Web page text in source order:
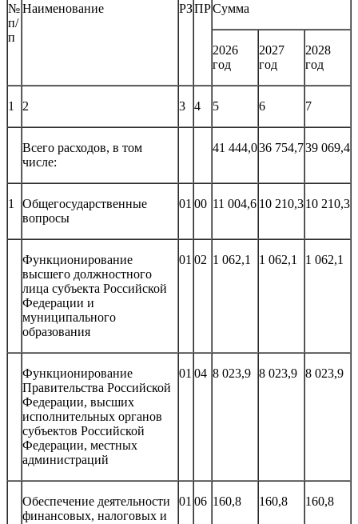
№
п/
п
Наименование РЗПРСумма
2026
год
2027
год
2028
год
1 2 3 4 5 6 7
Всего расходов, в том
числе:
41 444,036 754,739 069,4
1
Общегосударственные
вопросы
01 00 11 004,6 10 210,310 210,3
Функционирование
высшего должностного
лица субъекта Российской
Федерации и
муниципального
образования
01 02 1 062,1 1 062,1 1 062,1
Функционирование
Правительства Российской
Федерации, высших
исполнительных органов
субъектов Российской
Федерации, местных
администраций
01 04 8 023,9 8 023,9 8 023,9
Обеспечение деятельности
финансовых, налоговых и
01 06 160,8 160,8 160,8